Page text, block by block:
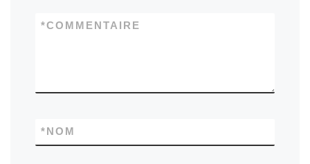
COMMENTAIRE
*
NOM
*